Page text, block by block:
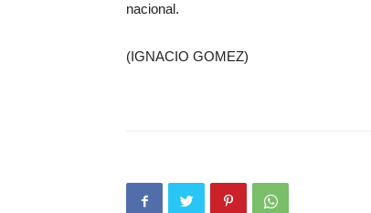
nacional.
(IGNACIO GOMEZ)